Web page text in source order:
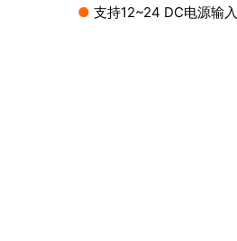
● 支持12~24 DC电源输入